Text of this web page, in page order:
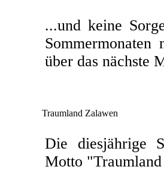
...und keine
Sommermonaten
über das nächste
Traumland Zalawen
Die diesjährige
Motto